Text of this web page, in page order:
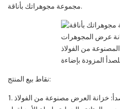
مجموعة مجوهراتك بأناقة.
نقاط بيع المنتج:
1. هيكل متين من الفولاذ المقاوم للصدأ: خزانة العرض مصنوعة من الفولاذ